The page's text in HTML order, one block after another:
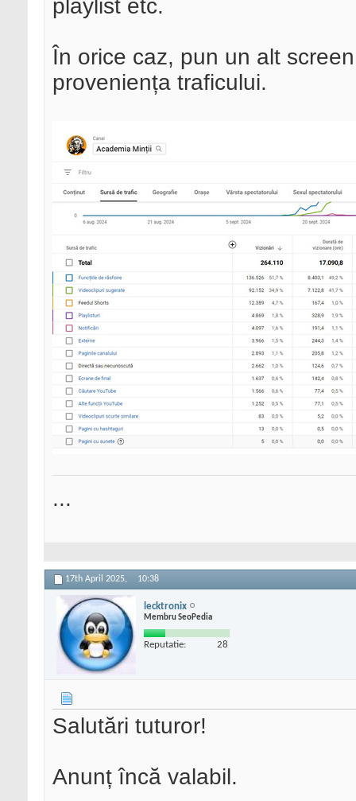
playlist etc.
În orice caz, pun un alt
proveniența traficului.
...
17th April 2025, 10:38
lecktronix
Membru SeoPedia
Reputatie: 28
Salutări tuturor!
Anunț încă valabil.